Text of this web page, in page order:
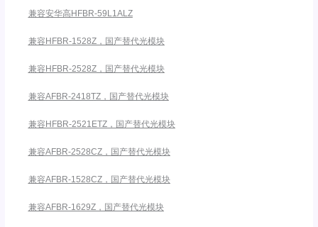
兼容安华高HFBR-59L1ALZ
兼容HFBR-1528Z，国产替代光模块
兼容HFBR-2528Z，国产替代光模块
兼容AFBR-2418TZ，国产替代光模块
兼容HFBR-2521ETZ，国产替代光模块
兼容AFBR-2528CZ，国产替代光模块
兼容AFBR-1528CZ，国产替代光模块
兼容AFBR-1629Z，国产替代光模块